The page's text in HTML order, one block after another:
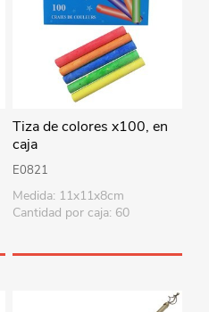
Tiza de colores x100, en
caja
E0821
Medida: 11x11x8cm
Cantidad por caja: 60